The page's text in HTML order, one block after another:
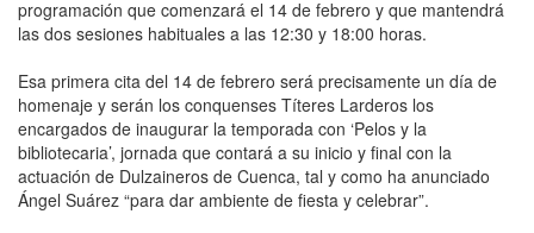
programación que comenzará el 14 de febrero y que mantendrá
las dos sesiones habituales a las 12:30 y 18:00 horas.
Esa primera cita del 14 de febrero será precisamente un día de
homenaje y serán los conquenses Títeres Larderos los
encargados de inaugurar la temporada con ‘Pelos y la
bibliotecaria’, jornada que contará a su inicio y final con la
actuación de Dulzaineros de Cuenca, tal y como ha anunciado
Ángel Suárez “para dar ambiente de fiesta y celebrar”.